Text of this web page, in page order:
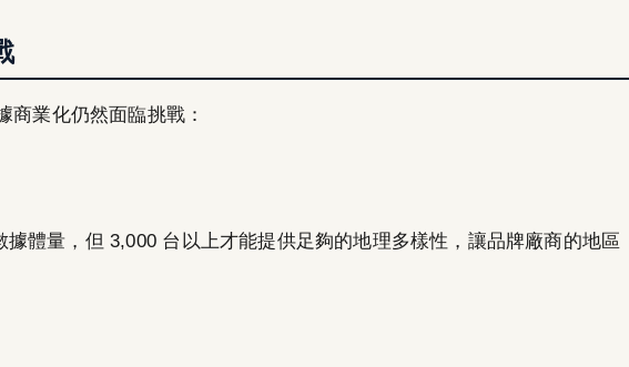
商業化仍然面臨挑戰：
據體量，但 3,000 台以上才能提供足夠的地理多樣性，讓品牌廠商的地區